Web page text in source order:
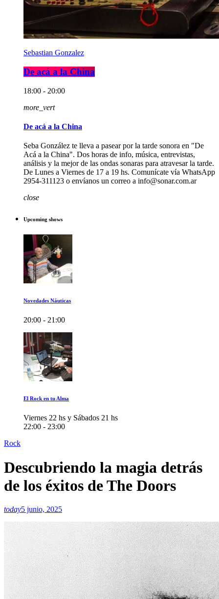
Sebastian Gonzalez
De acá a la China
18:00 - 20:00
more_vert
De acá a la China
Seba González te lleva a pasear por la tarde sonora en "De
Acá a la China". Dos horas de info, música, entrevistas,
análisis y la mejor de las ondas sonaras para atravesar la tarde.
De Lunes a Viernes de 17 a 19 hs. Comunícate vía WhatsApp
2954-311123 o envíanos un correo a info@sonar.com.ar
close
Upcoming shows
Novedades Náuticas
20:00 - 21:00
El Rock en tu Alma
Viernes 22 hs y Sábados 21 hs
22:00 - 23:00
Rock
Descubriendo la magia detrás
de los éxitos de The Doors
today5 junio, 2025